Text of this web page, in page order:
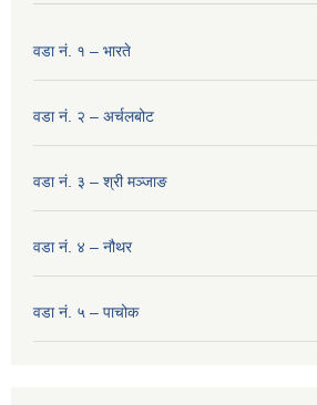
वडा नं. १ – भारते
वडा नं. २ – अर्चलबोट
वडा नं. ३ – श्री मञ्‍जाङ
वडा नं. ४ – नौथर
वडा नं. ५ – पाचोक